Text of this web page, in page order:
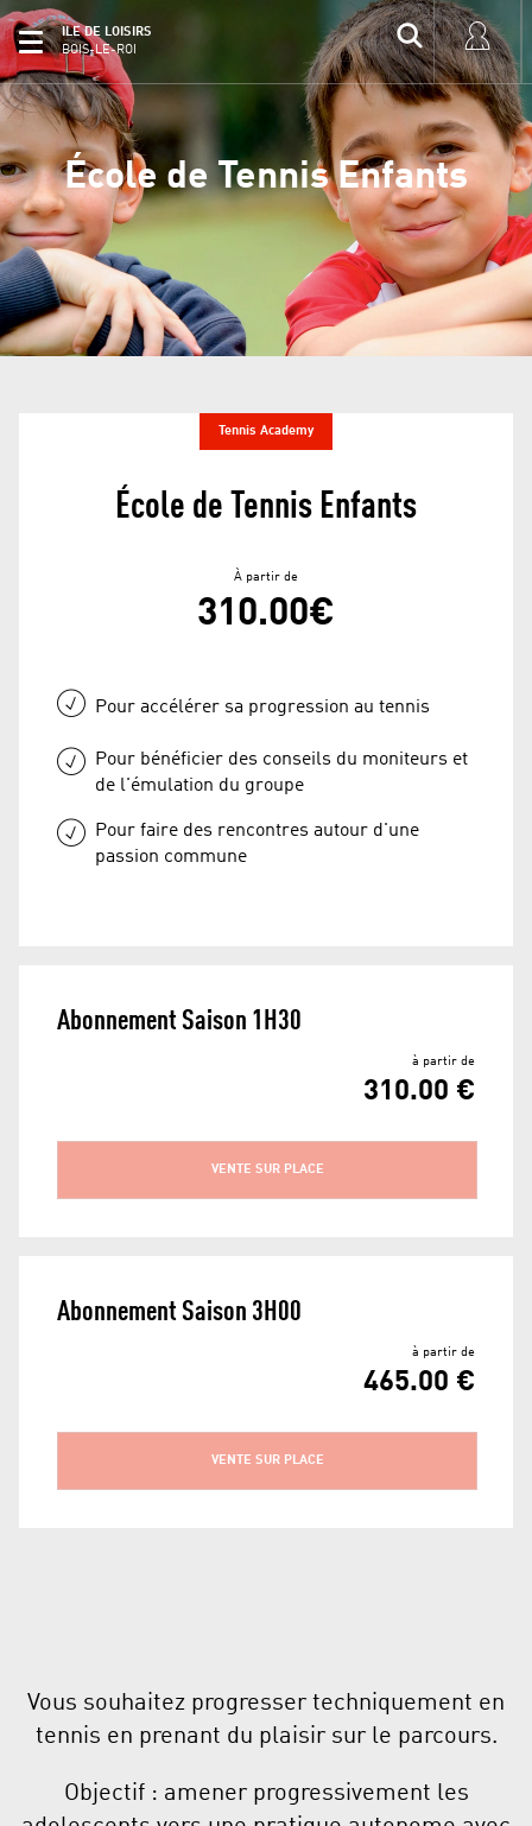
ILE DE LOISIRS
BOIS-LE-ROI
École de Tennis Enfants
Tennis Academy
École de Tennis Enfants
À partir de
310.00€
Pour accélérer sa progression au tennis
Pour bénéficier des conseils du moniteurs et
de l'émulation du groupe
Pour faire des rencontres autour d'une
passion commune
Abonnement Saison 1H30
à partir de
310.00 €
VENTE SUR PLACE
Abonnement Saison 3H00
à partir de
465.00 €
VENTE SUR PLACE
Vous souhaitez progresser techniquement en
tennis en prenant du plaisir sur le parcours.
Objectif : amener progressivement les